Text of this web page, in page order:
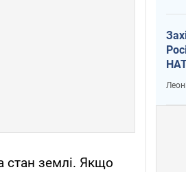
стан землі. Якщо